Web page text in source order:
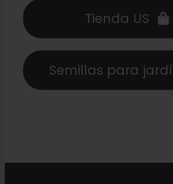
Tienda US
Semillas para